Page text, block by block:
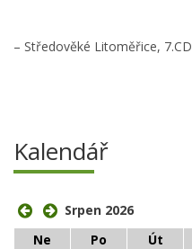
– Středověké Litoměřice, 7.CD
Kalendář
Srpen 2026
Ne
Po Út